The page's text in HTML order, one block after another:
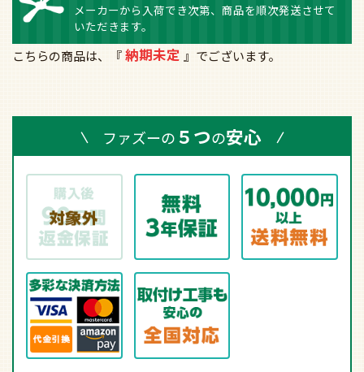
メーカーから入荷でき次第、商品を順次発送させて
いただきます。
こちらの商品は、『納期未定 』でございます。
ファズーの５つの安心